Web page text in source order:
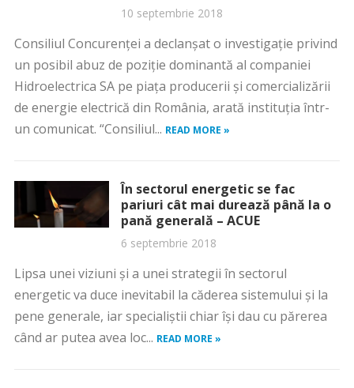
10 septembrie 2018
Consiliul Concurenţei a declanșat o investigație privind
un posibil abuz de poziţie dominantă al companiei
Hidroelectrica SA pe piața producerii şi comercializării
de energie electrică din România, arată instituţia într-
un comunicat. “Consiliul... READ MORE »
În sectorul energetic se fac
pariuri cât mai durează până la o
pană generală – ACUE
6 septembrie 2018
Lipsa unei viziuni şi a unei strategii în sectorul
energetic va duce inevitabil la căderea sistemului şi la
pene generale, iar specialiştii chiar îşi dau cu părerea
când ar putea avea loc... READ MORE »